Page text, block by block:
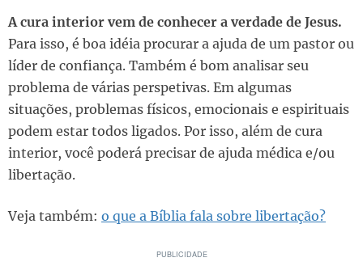
A cura interior vem de conhecer a verdade de Jesus.
Para isso, é boa idéia procurar a ajuda de um pastor ou
líder de confiança. Também é bom analisar seu
problema de várias perspetivas. Em algumas
situações, problemas físicos, emocionais e espirituais
podem estar todos ligados. Por isso, além de cura
interior, você poderá precisar de ajuda médica e/ou
libertação.
Veja também: o que a Bíblia fala sobre libertação?